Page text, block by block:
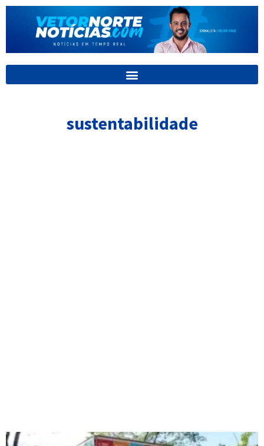
para
conteúdo
sustentabilidade